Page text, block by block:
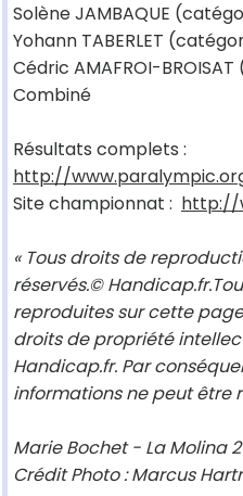
Solène JAMBAQUE
Yohann TABERLET
Cédric AMAFROI-
Combiné
Résultats complets :
http://
Site championnat : http://
« Tous droits de
réservés.©
reproduites sur cette
droits de propriété
Handicap.fr. Par
informations ne peut être
Marie Bochet - La Molina
Crédit Photo : Marcus